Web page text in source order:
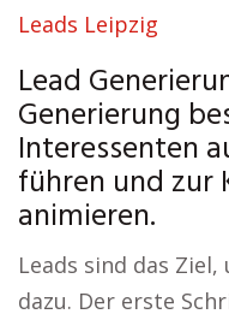
Leads Leipzig
Lead
Generierung
Interessenten
führen und zur
animieren.
Leads sind das
dazu. Der erste